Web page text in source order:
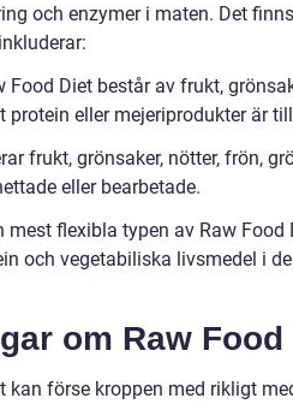
och enzymer i maten. Det
Food Diet består av frukt,
protein eller mejeriprodukter är
frukt, grönsaker, nötter, frön,
eller bearbetade.
flexibla typen av Raw Food
och vegetabiliska livsmedel i
om Raw Food
kan förse kroppen med rikligt